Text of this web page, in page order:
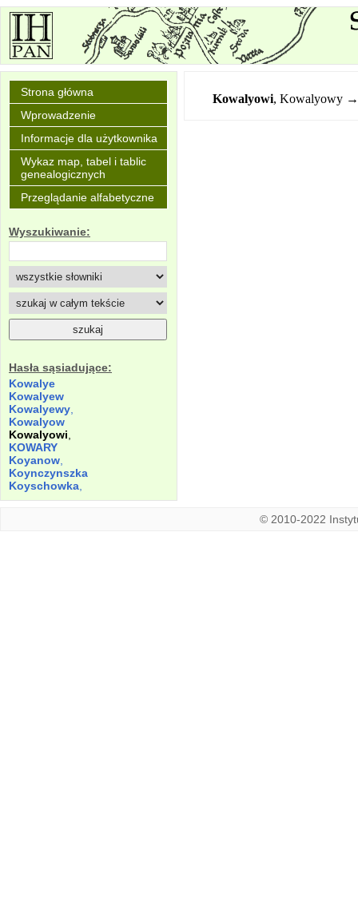
Strona główna
Wprowadzenie
Informacje dla użytkownika
Wykaz map, tabel i tablic
genealogicznych
Przeglądanie alfabetyczne
Wyszukiwanie:
Hasła sąsiadujące:
Kowalye
Kowalyew
Kowalyewy
Kowalyow
Kowalyowi
KOWARY
Koyanow
Koynczynszka
Koyschowka
Kowalyowi, Kowalyowy
© 2010-2022